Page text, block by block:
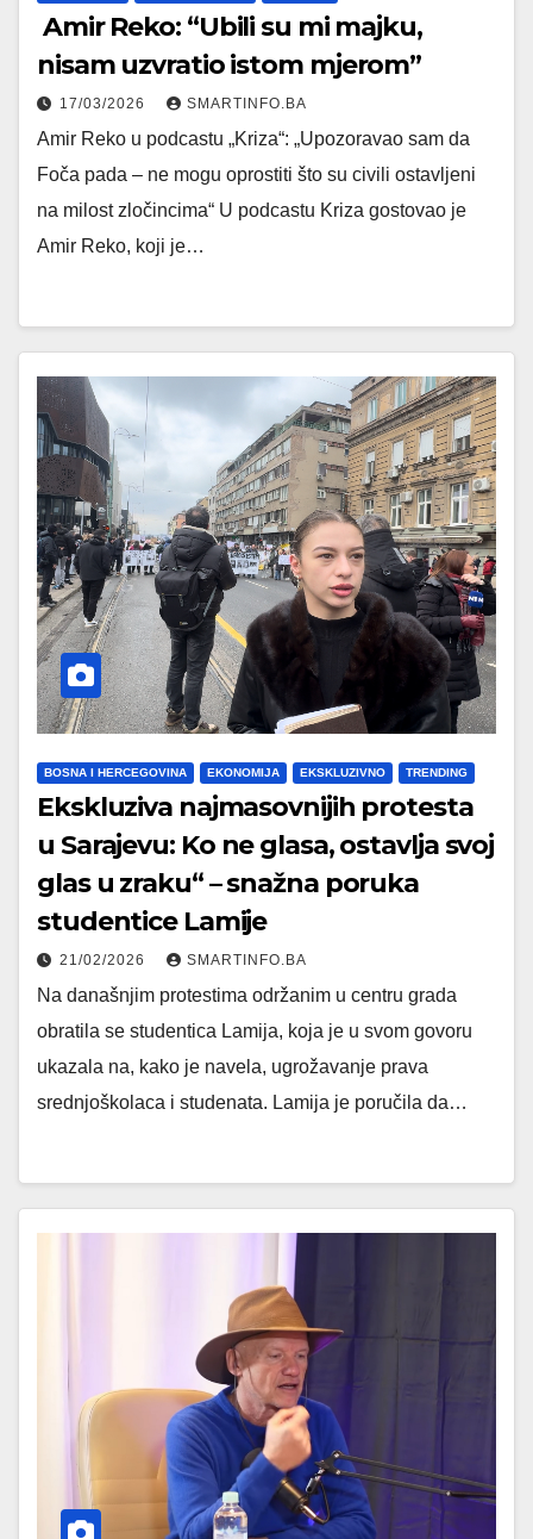
Amir Reko: “Ubili su mi majku,
nisam uzvratio istom mjerom”
17/03/2026 SMARTINFO.BA
Amir Reko u podcastu „Kriza“: „Upozoravao sam da
Foča pada – ne mogu oprostiti što su civili ostavljeni
na milost zločincima“ U podcastu Kriza gostovao je
Amir Reko, koji je…
BOSNA I HERCEGOVINA EKONOMIJA EKSKLUZIVNO TRENDING
Ekskluziva najmasovnijih protesta
u Sarajevu: Ko ne glasa, ostavlja svoj
glas u zraku“ – snažna poruka
studentice Lamije
21/02/2026 SMARTINFO.BA
Na današnjim protestima održanim u centru grada
obratila se studentica Lamija, koja je u svom govoru
ukazala na, kako je navela, ugrožavanje prava
srednjoškolaca i studenata. Lamija je poručila da…